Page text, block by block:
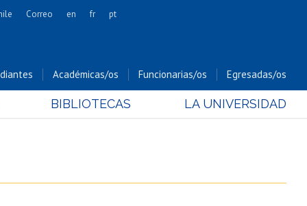
Cs. Forestales y Conservación
Cs. Sociales
Correo en fr pt
Académicas/os Funcionarias/os Egresadas/os
BIBLIOTECAS LA UNIVERSIDAD